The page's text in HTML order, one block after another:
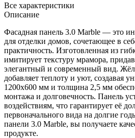
Все характеристики
Описание
Фасадная панель 3.0 Marble — это
для отделки домов, сочетающее в
практичность. Изготовленная из
имитирует текстуру мрамора,
элегантный и современный вид.
добавляет теплоту и уют, создавая
1200x600 мм и толщина 2,5 мм
монтажа и долговечность. Панель
воздействиям, что гарантирует её
первоначального вида на долгие
панели 3.0 Marble, вы получаете
продукте.